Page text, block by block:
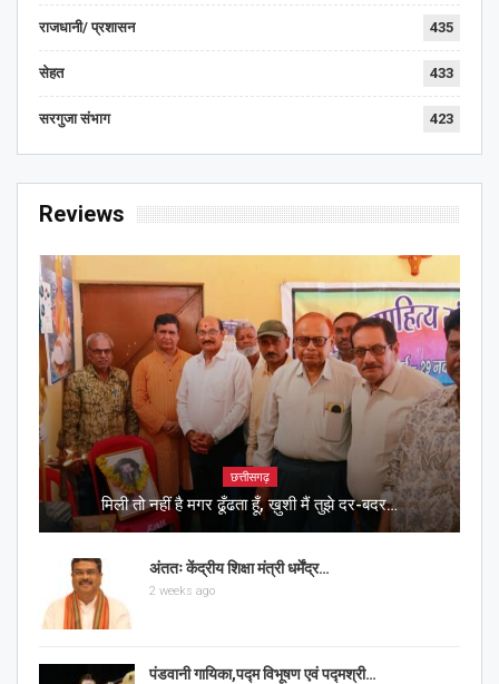
राजधानी/ प्रशासन 435
सेहत 433
सरगुजा संभाग 423
Reviews
छत्तीसगढ़
मिली तो नहीं है मगर ढूँढता हूँ, ख़ुशी मैं तुझे दर-बदर…
अंततः केंद्रीय शिक्षा मंत्री धर्मेंद्र…
2 weeks ago
पंडवानी गायिका,पद्म विभूषण एवं पद्मश्री…